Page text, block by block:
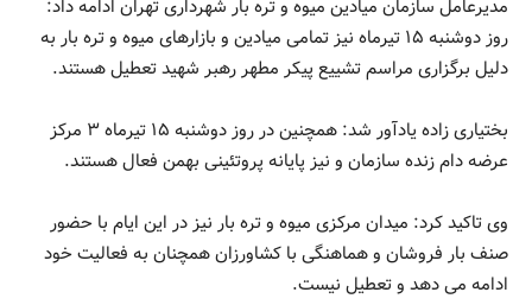
مدیرعامل سازمان میادین میوه و تره بار شهرداری تهران ادامه داد:
روز دوشنبه ۱۵ تیرماه نیز تمامی میادین و بازارهای میوه و تره بار به
دلیل برگزاری مراسم تشییع پیکر مطهر رهبر شهید تعطیل هستند.
بختیاری زاده یادآور شد: همچنین در روز دوشنبه ۱۵ تیرماه ۳ مرکز
عرضه دام زنده سازمان و نیز پایانه پروتئینی بهمن فعال هستند.
وی تاکید کرد: میدان مرکزی میوه و تره بار نیز در این ایام با حضور
صنف بار فروشان و هماهنگی با کشاورزان همچنان به فعالیت خود
ادامه می دهد و تعطیل نیست.